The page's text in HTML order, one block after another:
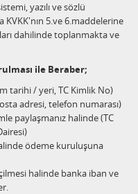
yazılı ve sözlü
KVKK'nın 5.ve 6.maddelerine
dahilinde toplanmakta ve
ile Beraber;
tarihi / yeri, TC Kimlik No)
adresi, telefon numarası)
paylaşmanız halinde (TC
ödeme kuruluşuna
halinde banka iban ve